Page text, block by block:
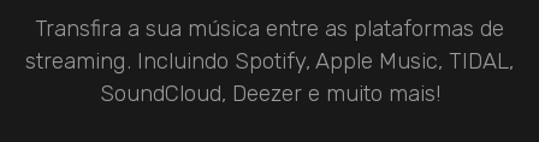
Transfira a sua música entre as plataformas de
streaming. Incluindo Spotify, Apple Music, TIDAL,
SoundCloud, Deezer e muito mais!